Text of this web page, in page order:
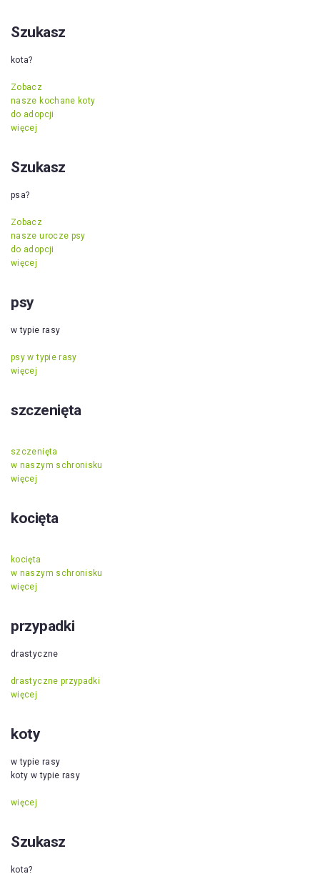
Szukasz
kota?
Zobacz
nasze kochane koty
do adopcji
więcej
Szukasz
psa?
Zobacz
nasze urocze psy
do adopcji
więcej
psy
w typie rasy
psy w typie rasy
więcej
szczenięta
szczenięta
w naszym schronisku
więcej
kocięta
kocięta
w naszym schronisku
więcej
przypadki
drastyczne
drastyczne przypadki
więcej
koty
w typie rasy
koty w typie rasy
więcej
Szukasz
kota?